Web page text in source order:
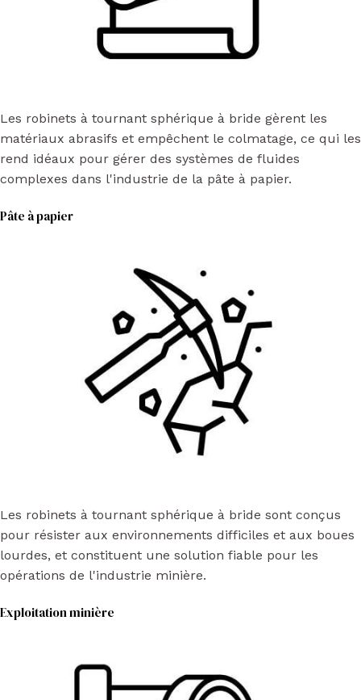
Les robinets à tournant sphérique à bride gèrent les
matériaux abrasifs et empêchent le colmatage, ce qui les
rend idéaux pour gérer des systèmes de fluides
complexes dans l'industrie de la pâte à papier.
Pâte à papier
Les robinets à tournant sphérique à bride sont conçus
pour résister aux environnements difficiles et aux boues
lourdes, et constituent une solution fiable pour les
opérations de l'industrie minière.
Exploitation minière